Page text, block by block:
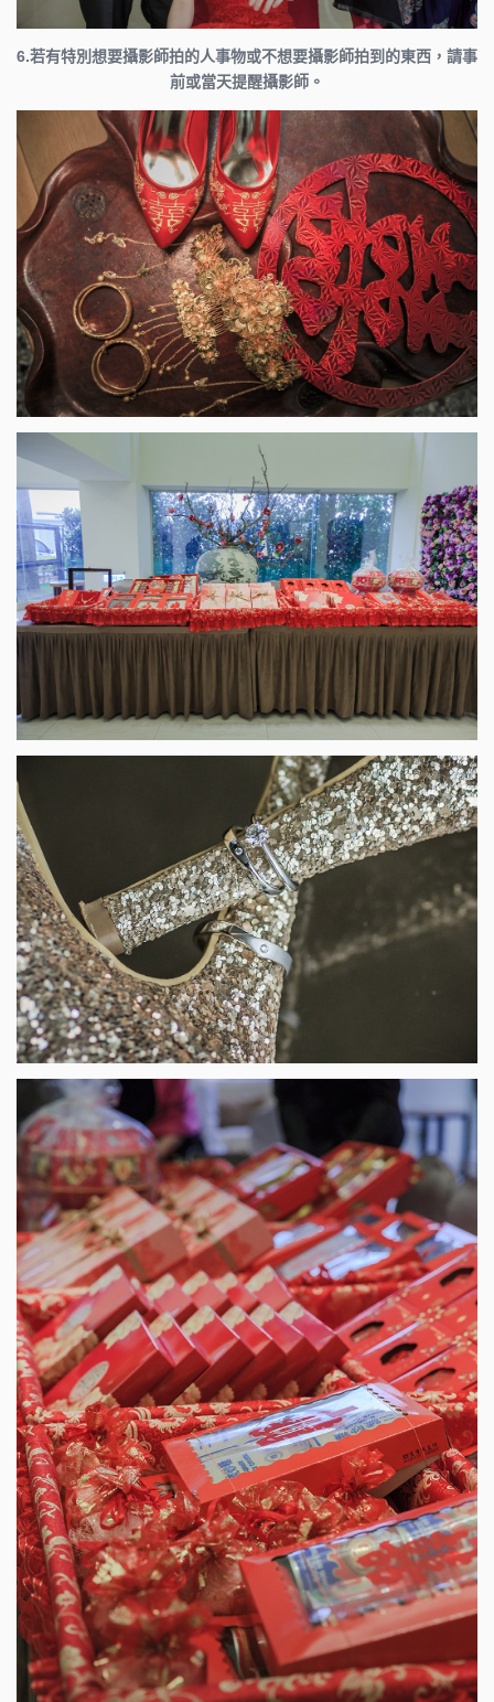
6.若有特別想要攝影師拍的人事物或不想要攝影師拍到的東西，請事
前或當天提醒攝影師。